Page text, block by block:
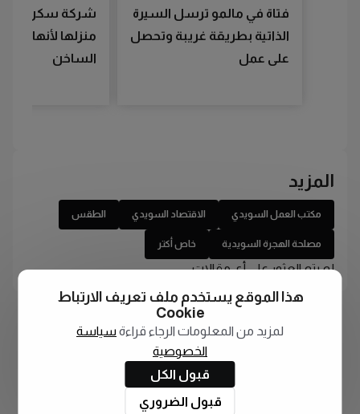
فتاة في مالمو ترسل السيرة
الذاتية بطريقة غريبة وتحصل
على عمل
شركة سكن
منزلها لأنها لم
الساخن
المزيد
مكتب العمل السويدي الاقتصاد السويدي الطقس
مصلحة الهجرة السويدية خاص أكتر
لم يتم العثور على أي مقالات
هذا الموقع يستخدم ملف تعريف الارتباط
Cookie
لمزيد من المعلومات الرجاء قراءة سياسة
الخصوصية
قبول الكل
قبول الضروري